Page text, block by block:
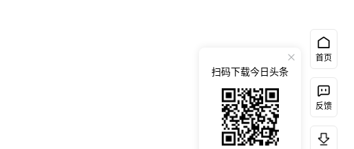
首页
反馈
扫码下载今日头条